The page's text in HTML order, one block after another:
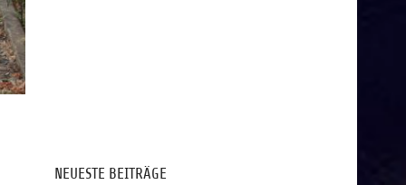
NEUESTE BEITRÄGE